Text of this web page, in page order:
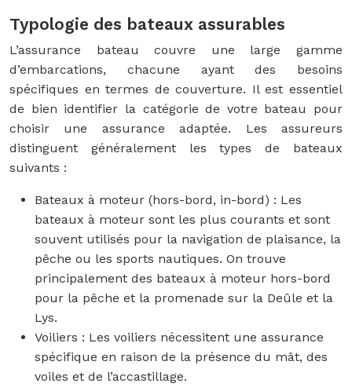
Typologie des bateaux assurables
L’assurance bateau couvre une large gamme
d’embarcations, chacune ayant des besoins
spécifiques en termes de couverture. Il est essentiel
de bien identifier la catégorie de votre bateau pour
choisir une assurance adaptée. Les assureurs
distinguent généralement les types de bateaux
suivants :
Bateaux à moteur (hors-bord, in-bord) : Les
bateaux à moteur sont les plus courants et sont
souvent utilisés pour la navigation de plaisance, la
pêche ou les sports nautiques. On trouve
principalement des bateaux à moteur hors-bord
pour la pêche et la promenade sur la Deûle et la
Lys.
Voiliers : Les voiliers nécessitent une assurance
spécifique en raison de la présence du mât, des
voiles et de l’accastillage.